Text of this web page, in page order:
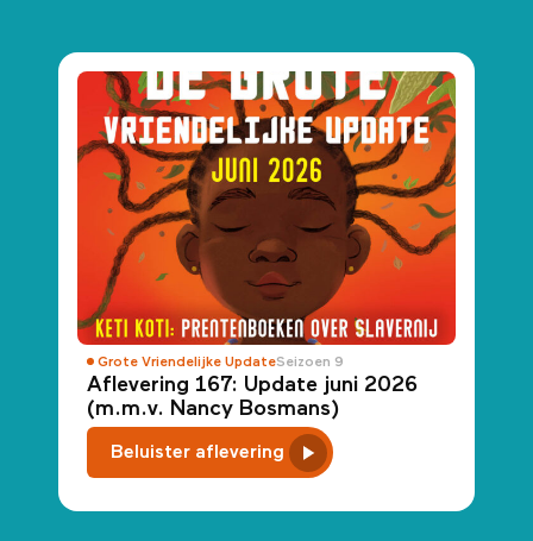
Grote Vriendelijke UpdateSeizoen 9
Aflevering 167: Update juni 2026
(m.m.v. Nancy Bosmans)
Beluister aflevering